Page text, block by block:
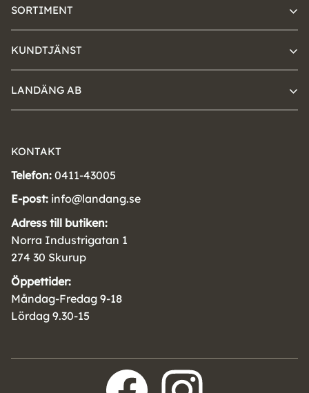
SORTIMENT
KUNDTJÄNST
LANDÄNG AB
KONTAKT
Telefon: 0411-43005
E-post: info@landang.se
Adress till butiken:
Norra Industrigatan 1
274 30 Skurup
Öppettider:
Måndag-Fredag 9-18
Lördag 9.30-15